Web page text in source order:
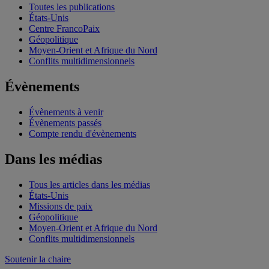
Toutes les publications
États-Unis
Centre FrancoPaix
Géopolitique
Moyen-Orient et Afrique du Nord
Conflits multidimensionnels
Évènements
Évènements à venir
Évènements passés
Compte rendu d'évènements
Dans les médias
Tous les articles dans les médias
États-Unis
Missions de paix
Géopolitique
Moyen-Orient et Afrique du Nord
Conflits multidimensionnels
Soutenir la chaire